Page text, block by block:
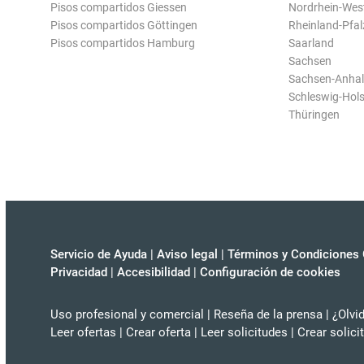
Pisos compartidos Giessen
Pisos compartidos Göttingen
Pisos compartidos Hamburg
Nordrhein-
Rheinland-
Saarland
Sachsen
Sachsen-
Schleswig-
Thüringen
Servicio de Ayuda | Aviso legal | Términos y Condiciones
Privacidad | Accesibilidad | Configuración de cookies
Uso profesional y comercial | Reseña de la prensa |
Leer ofertas | Crear oferta | Leer solicitudes | Crear